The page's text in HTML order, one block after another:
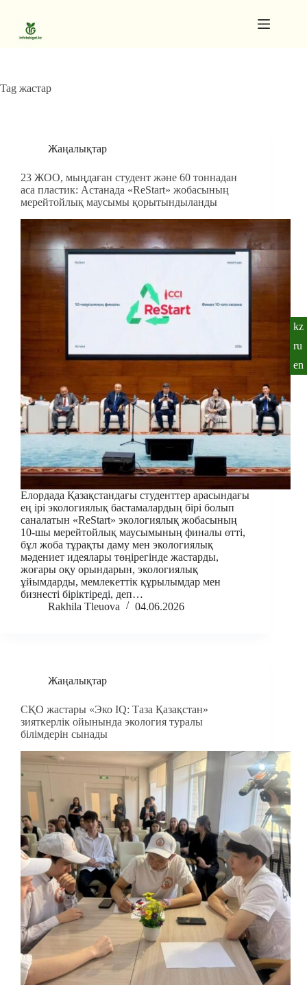
content
kz
ru
en
Tag жастар
Жаңалықтар
23 ЖОО, мыңдаған студент және 60 тоннадан
аса пластик: Астанада «ReStart» жобасының
мерейтойлық маусымы қорытындыланды
Елордада Қазақстандағы студенттер арасындағы
ең ірі экологиялық бастамалардың бірі болып
саналатын «ReStart» экологиялық жобасының
10-шы мерейтойлық маусымының финалы өтті,
бұл жоба тұрақты даму мен экологиялық
мәдениет идеялары төңірегінде жастарды,
жоғары оқу орындарын, экологиялық
ұйымдарды, мемлекеттік құрылымдар мен
бизнесті біріктіреді, деп…
Rakhila Tleuova
04.06.2026
Жаңалықтар
СҚО жастары «Эко IQ: Таза Қазақстан»
зияткерлік ойынында экология туралы
білімдерін сынады